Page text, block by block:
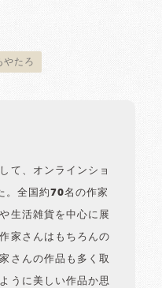
やたろ
て、オンラインショ
。全国約70名の作家
生活雑貨を中心に展
家さんはもちろんの
さんの作品も多く取
うに美しい作品か思